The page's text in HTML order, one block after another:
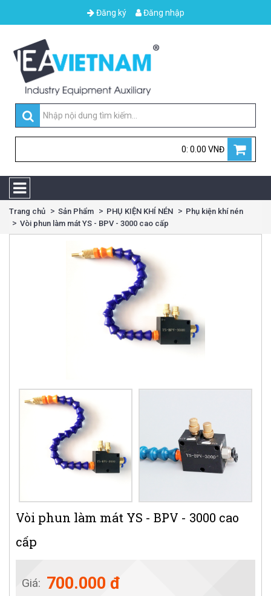
Đăng ký Đăng nhập
0: 0.00 VNĐ
Trang chủ Sản Phẩm PHỤ KIỆN KHÍ NÉN
Phụ kiện khí nén
Vòi phun làm mát YS - BPV - 3000 cao cấp
Vòi phun làm mát YS - BPV - 3000 cao
cấp
Giá: 700.000 đ